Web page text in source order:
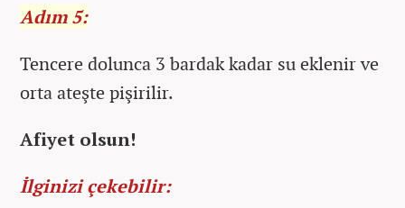
Adım 5:
Tencere dolunca 3 bardak kadar su eklenir ve
orta ateşte pişirilir.
Afiyet olsun!
İlginizi çekebilir: